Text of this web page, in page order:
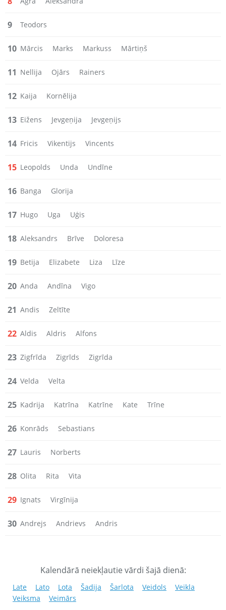
9 Teodors
10 Mārcis Marks Markuss Mārtiņš
11 Nellija Ojārs Rainers
12 Kaija Kornēlija
13 Eižens Jevgeņija Jevgeņijs
14 Fricis Vikentijs Vincents
15 Leopolds Unda Undīne
16 Banga Glorija
17 Hugo Uga Uģis
18 Aleksandrs Brīve Doloresa
19 Betija Elizabete Liza Līze
20 Anda Andīna Vigo
21 Andis Zeltīte
22 Aldis Aldris Alfons
23 Zigfrīda Zigrīds Zigrīda
24 Velda Velta
25 Kadrija Katrīna Katrīne Kate Trīne
26 Konrāds Sebastians
27 Lauris Norberts
28 Olita Rita Vita
29 Ignats Virgīnija
30 Andrejs Andrievs Andris
Kalendārā neiekļautie vārdi šajā dienā:
Late Lato Lota Šadija Šarlota Veidols
Veikla
Veiksma
Veimārs